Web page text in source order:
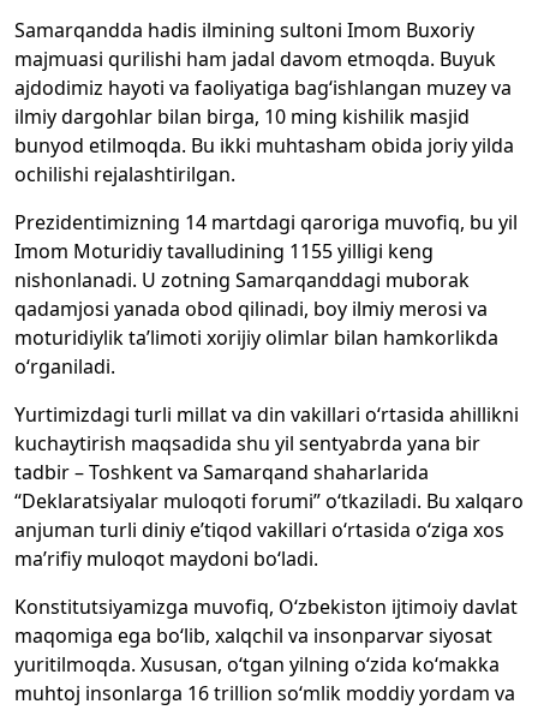
Samarqandda hadis ilmining sultoni Imom Buxoriy
majmuasi qurilishi ham jadal davom etmoqda. Buyuk
ajdodimiz hayoti va faoliyatiga bag‘ishlangan muzey va
ilmiy dargohlar bilan birga, 10 ming kishilik masjid
bunyod etilmoqda. Bu ikki muhtasham obida joriy yilda
ochilishi rejalashtirilgan.
Prezidentimizning 14 martdagi qaroriga muvofiq, bu yil
Imom Moturidiy tavalludining 1155 yilligi keng
nishonlanadi. U zotning Samarqanddagi muborak
qadamjosi yanada obod qilinadi, boy ilmiy merosi va
moturidiylik ta’limoti xorijiy olimlar bilan hamkorlikda
o‘rganiladi.
Yurtimizdagi turli millat va din vakillari o‘rtasida ahillikni
kuchaytirish maqsadida shu yil sentyabrda yana bir
tadbir – Toshkent va Samarqand shaharlarida
“Deklaratsiyalar muloqoti forumi” o‘tkaziladi. Bu xalqaro
anjuman turli diniy e’tiqod vakillari o‘rtasida o‘ziga xos
ma’rifiy muloqot maydoni bo‘ladi.
Konstitutsiyamizga muvofiq, O‘zbekiston ijtimoiy davlat
maqomiga ega bo‘lib, xalqchil va insonparvar siyosat
yuritilmoqda. Xususan, o‘tgan yilning o‘zida ko‘makka
muhtoj insonlarga 16 trillion so‘mlik moddiy yordam va